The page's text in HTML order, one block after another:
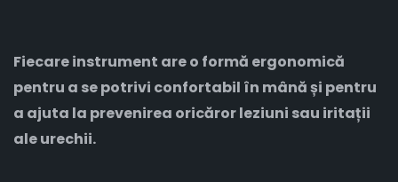
Fiecare instrument are o formă ergonomică
pentru a se potrivi confortabil în mână și pentru
a ajuta la prevenirea oricăror leziuni sau iritații
ale urechii.